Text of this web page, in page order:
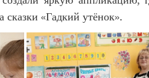
сказки «Гадкий утёнок».